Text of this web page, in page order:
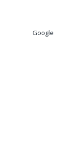
Google